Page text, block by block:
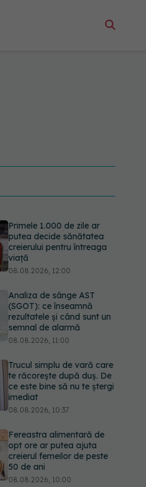
Primele 1.000 de zile ar
putea decide sănătatea
creierului pentru întreaga
viață
08.08.2026, 12:00
Analiza de sânge AST
(SGOT): ce înseamnă
rezultatele și când sunt un
semnal de alarmă
08.08.2026, 11:00
Trucul simplu de vară care
te răcorește după duș. De
ce este bine să nu te ștergi
imediat
08.08.2026, 10:37
Fereastra alimentară de
opt ore ar putea ajuta
creierul femeilor de peste
50 de ani
08.08.2026, 10:00